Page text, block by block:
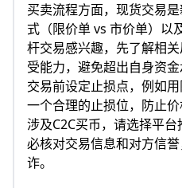
买卖流程方面，现货交易
式（限价单 vs 市价单）以
杆交易感兴趣，先了解相
受能力，避免超出自身资
交易前设定止损点，例如
一个合理的止损位，防止
涉及C2C买币，请选择平
必核对交易信息和对方信
诈。